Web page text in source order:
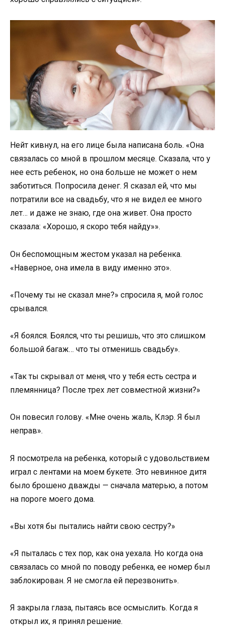
Нейт кивнул, на его лице была написана боль. «Она
связалась со мной в прошлом месяце. Сказала, что у
нее есть ребенок, но она больше не может о нем
заботиться. Попросила денег. Я сказал ей, что мы
потратили все на свадьбу, что я не видел ее много
лет… и даже не знаю, где она живет. Она просто
сказала: «Хорошо, я скоро тебя найду»».
Он беспомощным жестом указал на ребенка.
«Наверное, она имела в виду именно это».
«Почему ты не сказал мне?» спросила я, мой голос
срывался.
«Я боялся. Боялся, что ты решишь, что это слишком
большой багаж… что ты отменишь свадьбу».
«Так ты скрывал от меня, что у тебя есть сестра и
племянница? После трех лет совместной жизни?»
Он повесил голову. «Мне очень жаль, Клэр. Я был
неправ».
Я посмотрела на ребенка, который с удовольствием
играл с лентами на моем букете. Это невинное дитя
было брошено дважды — сначала матерью, а потом
на пороге моего дома.
«Вы хотя бы пытались найти свою сестру?»
«Я пыталась с тех пор, как она уехала. Но когда она
связалась со мной по поводу ребенка, ее номер был
заблокирован. Я не смогла ей перезвонить».
Я закрыла глаза, пытаясь все осмыслить. Когда я
открыл их, я принял решение.